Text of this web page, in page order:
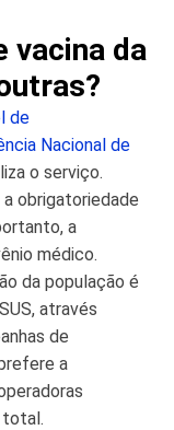
vacina da
de
Nacional de
o serviço.
obrigatoriedade
a
médico.
da população é
através
de
a
total.